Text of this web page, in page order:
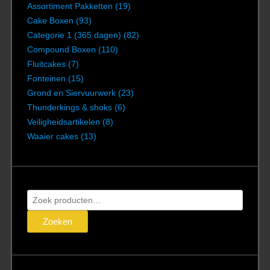
Assortiment Pakketten (19)
Cake Boxen (93)
Categorie 1 (365 dagen) (82)
Compound Boxen (110)
Fluitcakes (7)
Fonteinen (15)
Grond en Siervuurwerk (23)
Thunderkings & shoks (6)
Veiligheidsartikelen (8)
Waaier cakes (13)
Zoeken
naar:
Zoeken